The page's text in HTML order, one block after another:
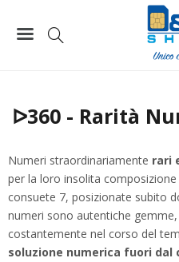
Rarità Numeriche a 6
ᐅ360 - Rarità Numeriche a
ᐅ360 - Rarità
Numeri straordinariamente rari
per la loro insolita composizione
consuete 7, posizionate subito
numeri sono autentiche
costantemente nel corso del
soluzione numerica fuori dal